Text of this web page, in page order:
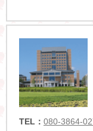
TEL： 080-3864-